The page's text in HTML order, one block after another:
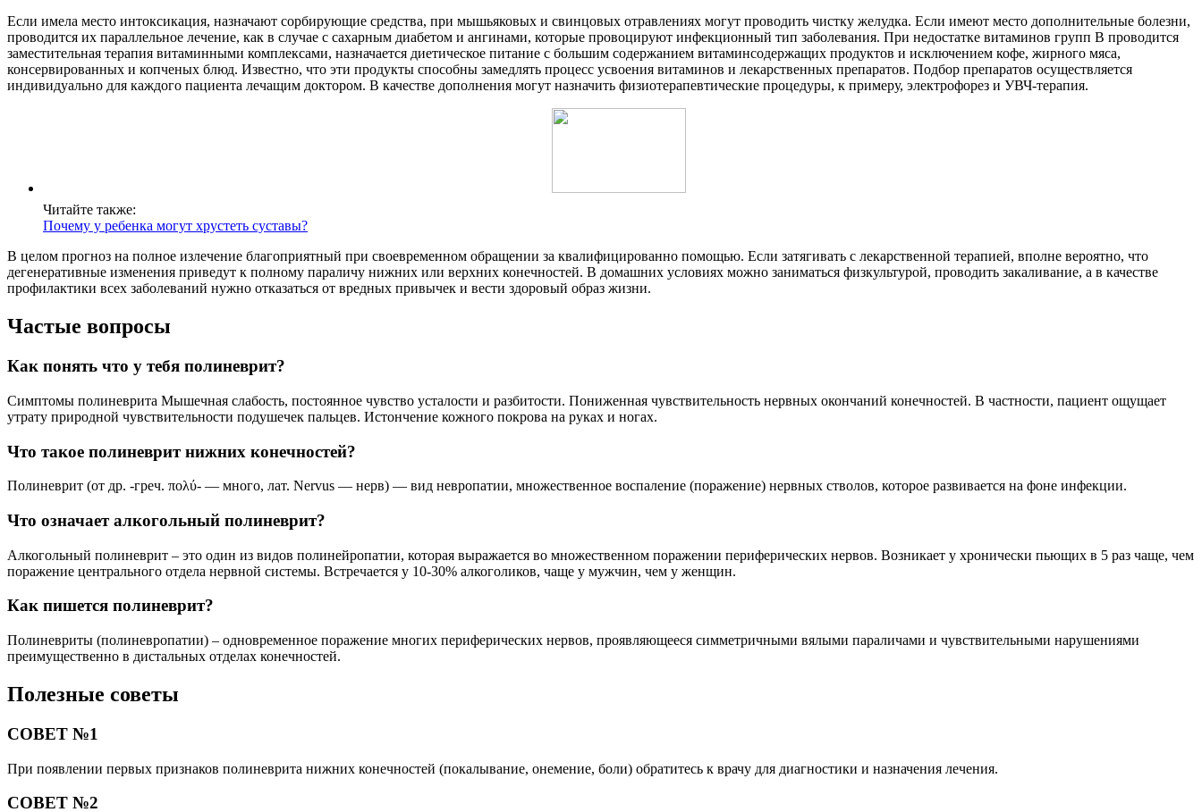
Если имела место интоксикация, назначают сорбирующие средства, при мышьяковых и свинцовых отравлениях могут проводить чистку желудка. Если имеют место дополнительные болезни,
проводится их параллельное лечение, как в случае с сахарным диабетом и ангинами, которые провоцируют инфекционный тип заболевания. При недостатке витаминов групп В проводится
заместительная терапия витаминными комплексами, назначается диетическое питание с большим содержанием витаминсодержащих продуктов и исключением кофе, жирного мяса,
консервированных и копченых блюд. Известно, что эти продукты способны замедлять процесс усвоения витаминов и лекарственных препаратов. Подбор препаратов осуществляется
индивидуально для каждого пациента лечащим доктором. В качестве дополнения могут назначить физиотерапевтические процедуры, к примеру, электрофорез и УВЧ-терапия.
Читайте также:
Почему у ребенка могут хрустеть суставы?
В целом прогноз на полное излечение благоприятный при своевременном обращении за квалифицированно помощью. Если затягивать с лекарственной терапией, вполне вероятно, что
дегенеративные изменения приведут к полному параличу нижних или верхних конечностей. В домашних условиях можно заниматься физкультурой, проводить закаливание, а в качестве
профилактики всех заболеваний нужно отказаться от вредных привычек и вести здоровый образ жизни.
Частые вопросы
Как понять что у тебя полиневрит?
Симптомы полиневрита Мышечная слабость, постоянное чувство усталости и разбитости. Пониженная чувствительность нервных окончаний конечностей. В частности, пациент ощущает
утрату природной чувствительности подушечек пальцев. Истончение кожного покрова на руках и ногах.
Что такое полиневрит нижних конечностей?
Полиневрит (от др. -греч. πολύ- — много, лат. Nervus — нерв) — вид невропатии, множественное воспаление (поражение) нервных стволов, которое развивается на фоне инфекции.
Что означает алкогольный полиневрит?
Алкогольный полиневрит – это один из видов полинейропатии, которая выражается во множественном поражении периферических нервов. Возникает у хронически пьющих в 5 раз чаще, чем
поражение центрального отдела нервной системы. Встречается у 10-30% алкоголиков, чаще у мужчин, чем у женщин.
Как пишется полиневрит?
Полиневриты (полиневропатии) – одновременное поражение многих периферических нервов, проявляющееся симметричными вялыми параличами и чувствительными нарушениями
преимущественно в дистальных отделах конечностей.
Полезные советы
СОВЕТ №1
При появлении первых признаков полиневрита нижних конечностей (покалывание, онемение, боли) обратитесь к врачу для диагностики и назначения лечения.
СОВЕТ №2